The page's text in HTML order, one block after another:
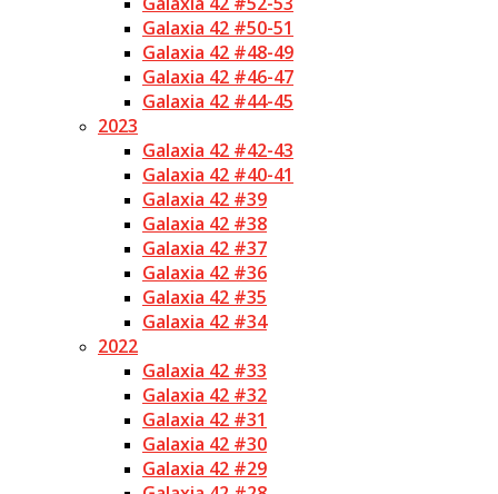
Galaxia 42 #50-51
Galaxia 42 #48-49
Galaxia 42 #46-47
Galaxia 42 #44-45
2023
Galaxia 42 #42-43
Galaxia 42 #40-41
Galaxia 42 #39
Galaxia 42 #38
Galaxia 42 #37
Galaxia 42 #36
Galaxia 42 #35
Galaxia 42 #34
2022
Galaxia 42 #33
Galaxia 42 #32
Galaxia 42 #31
Galaxia 42 #30
Galaxia 42 #29